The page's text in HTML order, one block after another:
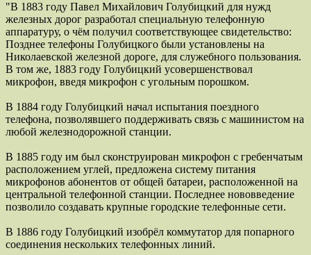
"В 1883 году Павел Михайлович Голубицкий для нужд
железных дорог разработал специальную телефонную
аппаратуру, о чём получил соответствующее свидетельство:
Позднее телефоны Голубицкого были установлены на
Николаевской железной дороге, для служебного пользования.
В том же, 1883 году Голубицкий усовершенствовал
микрофон, введя микрофон с угольным порошком.
В 1884 году Голубицкий начал испытания поездного
телефона, позволявшего поддерживать связь с машинистом на
любой железнодорожной станции.
В 1885 году им был сконструирован микрофон с гребенчатым
расположением углей, предложена систему питания
микрофонов абонентов от общей батареи, расположенной на
центральной телефонной станции. Последнее нововведение
позволило создавать крупные городские телефонные сети.
В 1886 году Голубицкий изобрёл коммутатор для попарного
соединения нескольких телефонных линий.